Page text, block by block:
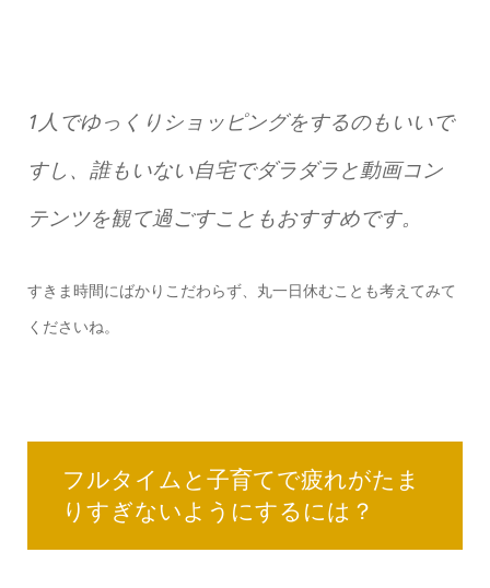
1人でゆっくりショッピングをするのもいいで
すし、誰もいない自宅でダラダラと動画コン
テンツを観て過ごすこともおすすめです。
すきま時間にばかりこだわらず、丸一日休むことも考えてみて
くださいね。
フルタイムと子育てで疲れがたま
りすぎないようにするには？